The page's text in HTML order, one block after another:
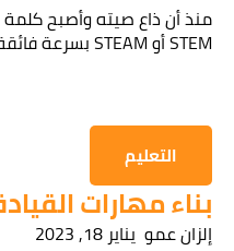
منذ أن ذاع صيته وأصبح كلمة
STEM أو STEAM بسرعة فائقة! لقد[...]
التعليم
بناء مهارات
إلزان عمو يناير 18, 2023